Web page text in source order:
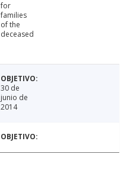
for
families
of the
deceased
30 de
junio de
2014